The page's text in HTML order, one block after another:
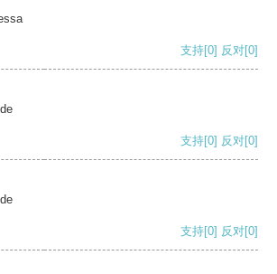
支持[0] 反对[0]
支持[0] 反对[0]
支持[0] 反对[0]